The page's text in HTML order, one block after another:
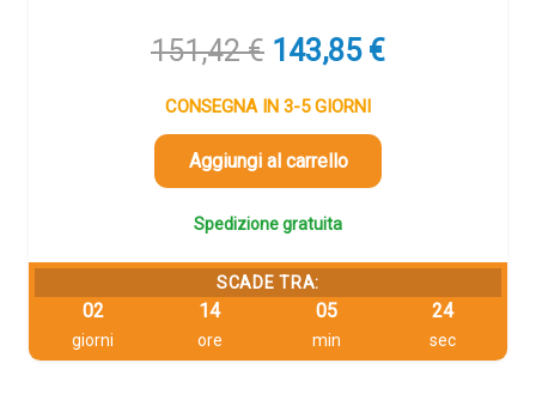
151,42€ Il
prezzo
originale
era:
151,42 €.
143,85 €Il
CONSEGNA IN 3-5 GIORNI
Aggiungi al carrello
Spedizione gratuita
SCADE TRA:
02
giorni
14
ore
05
min
23
sec